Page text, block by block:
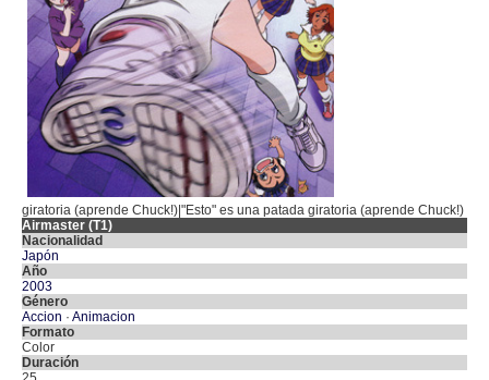
giratoria (aprende Chuck!)|"Esto" es una patada giratoria (aprende Chuck!)
Airmaster (T1)
Nacionalidad
Japón
Año
2003
Género
Accion · Animacion
Formato
Color
Duración